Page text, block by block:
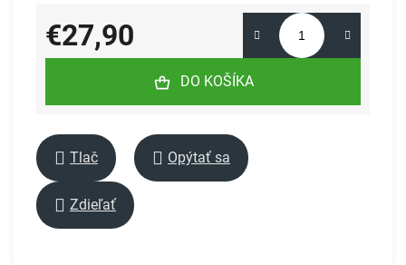
€27,90
Jednotková cena:
DO KOŠÍKA
Tlač Opýtať sa
Zdieľať